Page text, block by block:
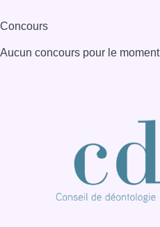
Concours
Aucun concours pour le moment